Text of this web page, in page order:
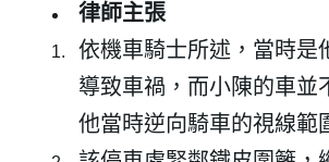
律師主張
依機車騎士所述，當時是
導致車禍，而小陳的車並
他當時逆向騎車的視線範